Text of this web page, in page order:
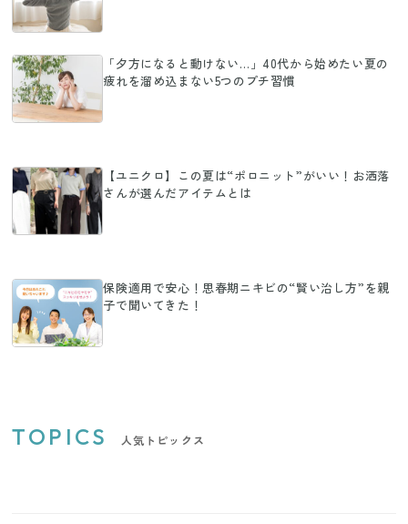
「夕方になると動けない…」40代から始めたい夏の
疲れを溜め込まない5つのプチ習慣
【ユニクロ】この夏は“ポロニット”がいい！お洒落
さんが選んだアイテムとは
保険適用で安心！思春期ニキビの“賢い治し方”を親
子で聞いてきた！
TOPICS 人気トピックス